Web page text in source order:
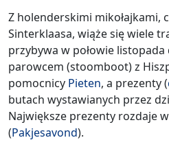
Z holenderskimi mikołajkami,
Sinterklaasa, wiąże się wiele
przybywa w połowie
parowcem (stoomboot) z
pomocnicy Pieten, a prezenty (
butach wystawianych przez
Największe prezenty rozdaje
(Pakjesavond).